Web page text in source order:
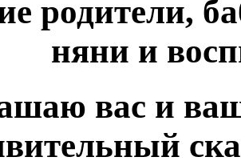
родители,
няни и
вас и